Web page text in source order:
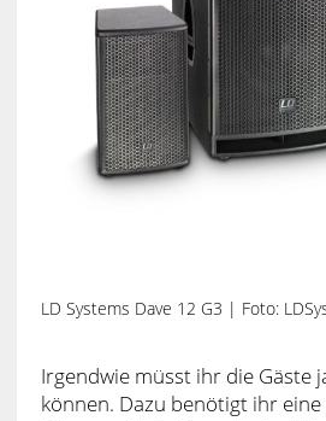
LD Systems Dave 12 G3 | Foto:
Irgendwie müsst ihr die Gäste
können. Dazu benötigt ihr